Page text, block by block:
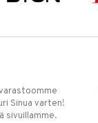
Sinua varten!
sivuillamme.